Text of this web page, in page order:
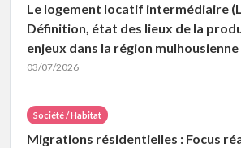
Le logement locatif intermédiaire
Définition, état des lieux de la
enjeux dans la région mulhousienne
03/07/2026
Société / Habitat
Migrations résidentielles : Focus